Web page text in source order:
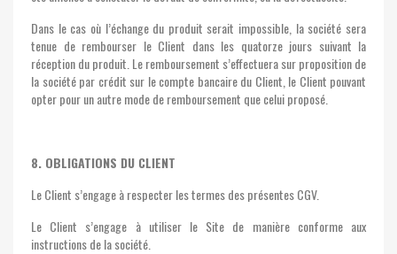
Dans le cas où l’échange du produit serait impossible, la société sera
tenue de rembourser le Client dans les quatorze jours suivant la
réception du produit. Le remboursement s’effectuera sur proposition de
la société par crédit sur le compte bancaire du Client, le Client pouvant
opter pour un autre mode de remboursement que celui proposé.
8. OBLIGATIONS DU CLIENT
Le Client s’engage à respecter les termes des présentes CGV.
Le Client s’engage à utiliser le Site de manière conforme aux
instructions de la société.